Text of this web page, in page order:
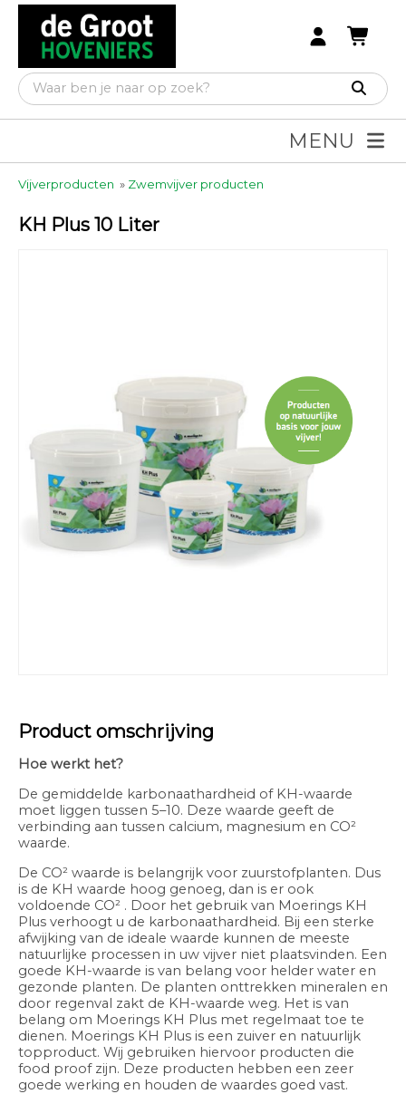
MENU
Vijverproducten » Zwemvijver producten
KH Plus 10 Liter
Product omschrijving
Hoe werkt het?
De gemiddelde karbonaathardheid of KH-waarde
moet liggen tussen 5–10. Deze waarde geeft de
verbinding aan tussen calcium, magnesium en CO²
waarde.
De CO² waarde is belangrijk voor zuurstofplanten. Dus
is de KH waarde hoog genoeg, dan is er ook
voldoende CO² . Door het gebruik van Moerings KH
Plus verhoogt u de karbonaathardheid. Bij een sterke
afwijking van de ideale waarde kunnen de meeste
natuurlijke processen in uw vijver niet plaatsvinden. Een
goede KH-waarde is van belang voor helder water en
gezonde planten. De planten onttrekken mineralen en
door regenval zakt de KH-waarde weg. Het is van
belang om Moerings KH Plus met regelmaat toe te
dienen. Moerings KH Plus is een zuiver en natuurlijk
topproduct. Wij gebruiken hiervoor producten die
food proof zijn. Deze producten hebben een zeer
goede werking en houden de waardes goed vast.